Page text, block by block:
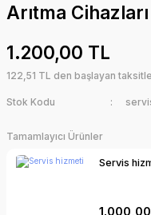
Arıtma
1.200,00 TL
122,51 TL den başlayan
Stok Kodu
Tamamlayıcı Ürünler
Servis